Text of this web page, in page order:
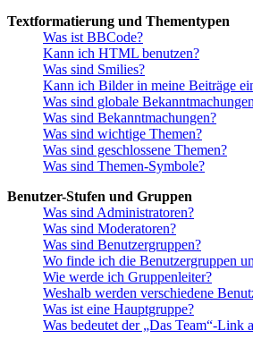
Textformatierung und Thementypen
Was ist BBCode?
Kann ich HTML benutzen?
Was sind Smilies?
Kann ich Bilder in meine Beiträge
Was sind globale
Was sind Bekanntmachungen?
Was sind wichtige Themen?
Was sind geschlossene Themen?
Was sind Themen-Symbole?
Benutzer-Stufen und Gruppen
Was sind Administratoren?
Was sind Moderatoren?
Was sind Benutzergruppen?
Wo finde ich die Benutzergruppen
Wie werde ich Gruppenleiter?
Weshalb werden verschiedene
Was ist eine Hauptgruppe?
Was bedeutet der „Das Team“-Link